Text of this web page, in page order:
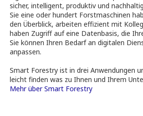
sicher, intelligent, produktiv und
Sie eine oder hundert Forstmaschinen
den Überblick, arbeiten effizient mit
haben Zugriff auf eine Datenbasis, die
Sie können Ihren Bedarf an digitalen
anpassen.
Smart Forestry ist in drei Anwendungen
leicht finden was zu Ihnen und Ihrem
Mehr über Smart Forestry